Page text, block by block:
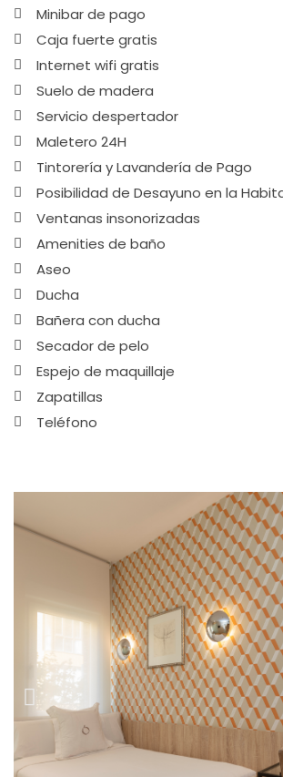
Minibar de pago
Caja fuerte gratis
Internet wifi gratis
Suelo de madera
Servicio despertador
Maletero 24H
Tintorería y Lavandería de Pago
Posibilidad de Desayuno en la
Ventanas insonorizadas
Amenities de baño
Aseo
Ducha
Bañera con ducha
Secador de pelo
Espejo de maquillaje
Zapatillas
Teléfono